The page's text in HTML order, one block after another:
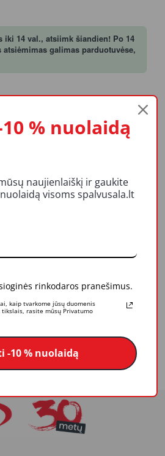
iki 14 val., atsiimk šiandien! Po 14
galimas parduotuvėse,
APRAŠYMAS
tinkanti kalkių-cemento tinkams
% nuolaidą
naujienlaiškį ir gaukite
visoms spalvusala.lt
rinkodaros pranešimus.
kaip tvarkome jūsų duomenis
rasite mūsų Privatumo
-10 % nuolaidą